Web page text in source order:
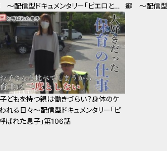
配信型ドキュメンタリー「ピエロと呼
子」第109話
癬 ～配信型
た息子」第108
どもを持つ親は働きづらい？身体のケ
れる日々～配信型ドキュメンタリー「ピ
ばれた息子」第106話